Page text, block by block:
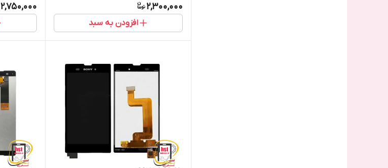
2,300,000
افزودن به سبد
2,750,000